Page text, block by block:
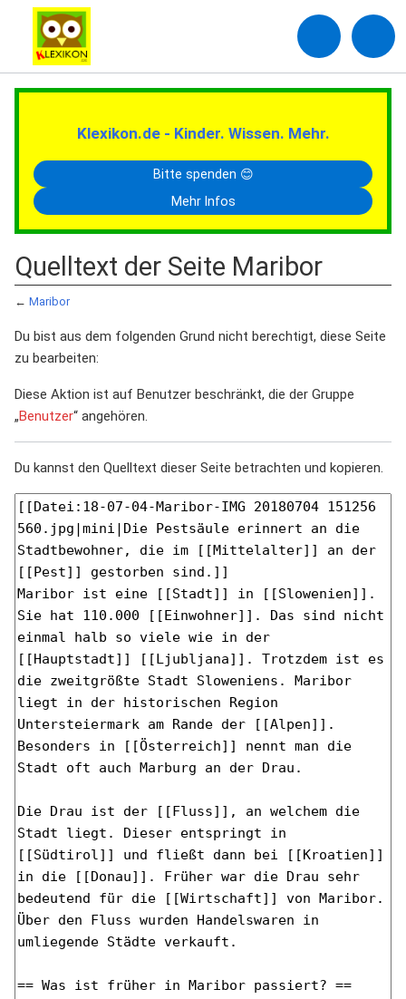
Klexikon.de - Kinder. Wissen. Mehr.
Bitte spenden 😊
Mehr Infos
Quelltext der Seite Maribor
← Maribor
Du bist aus dem folgenden Grund nicht berechtigt, diese Seite
zu bearbeiten:
Diese Aktion ist auf Benutzer beschränkt, die der Gruppe
„Benutzer“ angehören.
Du kannst den Quelltext dieser Seite betrachten und kopieren.